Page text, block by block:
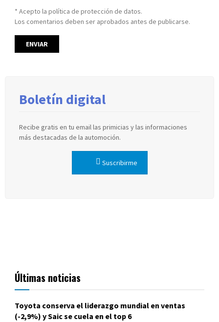
* Acepto la política de protección de datos.
Los comentarios deben ser aprobados antes de publicarse.
Boletín digital
Recibe gratis en tu email las primicias y las informaciones
más destacadas de la automoción.
Suscribirme
Últimas noticias
Toyota conserva el liderazgo mundial en ventas
(-2,9%) y Saic se cuela en el top 6